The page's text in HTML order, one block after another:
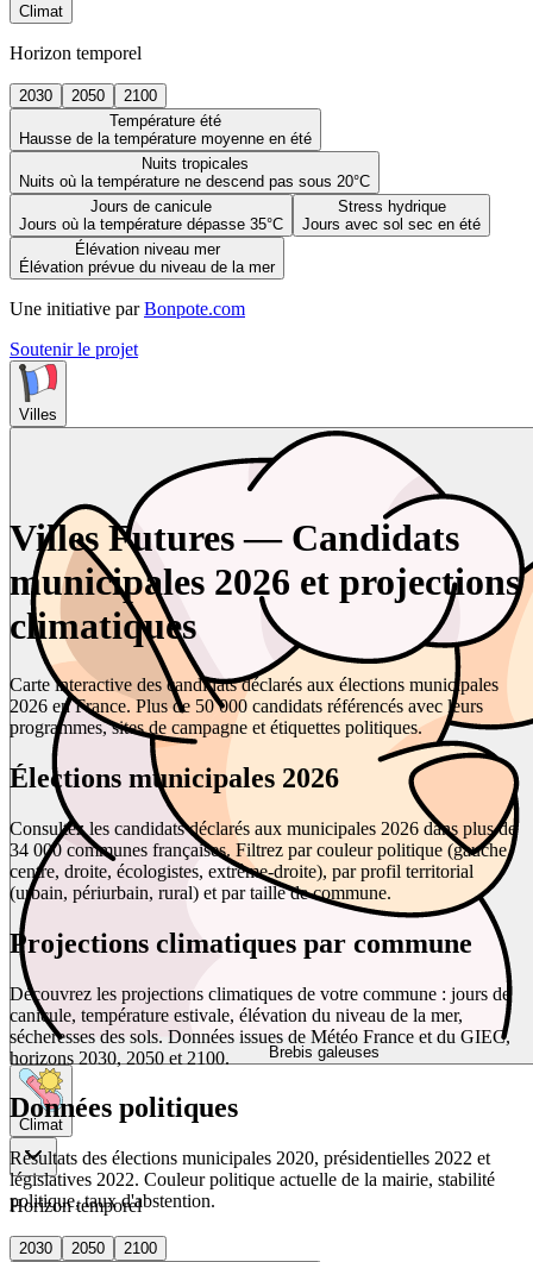
Climat
Horizon temporel
2030 2050
2100
Température été
Hausse de la température moyenne en été
Nuits tropicales
Nuits où la température ne descend pas sous 20°C
Jours de canicule
Jours où la température dépasse 35°C
Stress hydrique
Jours avec sol sec en été
Élévation niveau mer
Élévation prévue du niveau de la mer
Une initiative par Bonpote.com
Soutenir le projet
Villes
Brebis galeuses
Climat
Horizon temporel
2030 2050
2100
Villes Futures — Candidats
municipales 2026 et projections
climatiques
Carte interactive des candidats déclarés aux élections municipales
2026 en France. Plus de 50 000 candidats référencés avec leurs
programmes, sites de campagne et étiquettes politiques.
Élections municipales 2026
Consultez les candidats déclarés aux municipales 2026 dans plus de
34 000 communes françaises. Filtrez par couleur politique (gauche,
centre, droite, écologistes, extrême-droite), par profil territorial
(urbain, périurbain, rural) et par taille de commune.
Projections climatiques par commune
Découvrez les projections climatiques de votre commune : jours de
canicule, température estivale, élévation du niveau de la mer,
sécheresses des sols. Données issues de Météo France et du GIEC,
horizons 2030, 2050 et 2100.
Données politiques
Résultats des élections municipales 2020, présidentielles 2022 et
législatives 2022. Couleur politique actuelle de la mairie, stabilité
politique, taux d'abstention.